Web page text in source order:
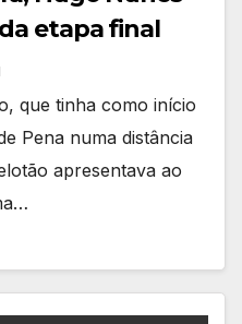
etapa final
que tinha como início
Pena numa distância
apresentava ao